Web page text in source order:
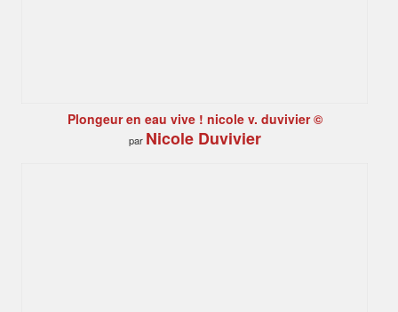
Plongeur en eau vive ! nicole v. duvivier ©
par Nicole Duvivier